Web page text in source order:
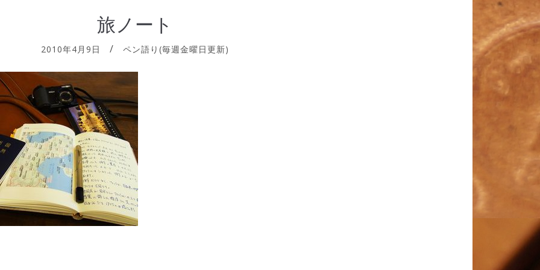
旅ノート
2010年4月9日 ペン語り(毎週金曜日更新)